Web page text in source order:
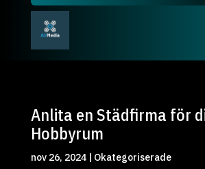
Anlita en Städfirma för
Hobbyrum
nov 26, 2024| Okategoriserade